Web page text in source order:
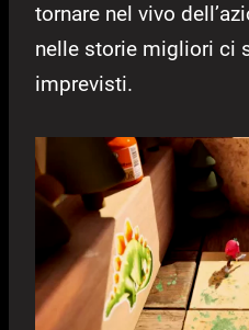
tornare nel vivo
nelle storie migliori ci
imprevisti.